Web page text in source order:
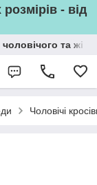
- від
та
Чоловічі